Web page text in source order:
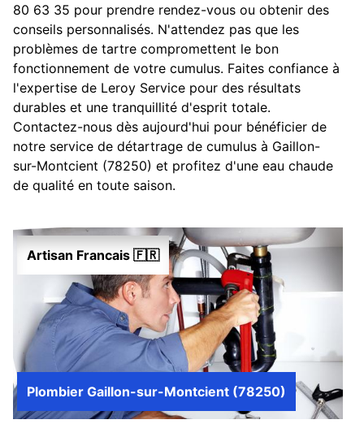
80 63 35 pour prendre rendez-vous ou obtenir des
conseils personnalisés. N'attendez pas que les
problèmes de tartre compromettent le bon
fonctionnement de votre cumulus. Faites confiance à
l'expertise de Leroy Service pour des résultats
durables et une tranquillité d'esprit totale.
Contactez-nous dès aujourd'hui pour bénéficier de
notre service de détartrage de cumulus à Gaillon-
sur-Montcient (78250) et profitez d'une eau chaude
de qualité en toute saison.
Artisan Francais 🇫🇷
Plombier Gaillon-sur-Montcient (78250)